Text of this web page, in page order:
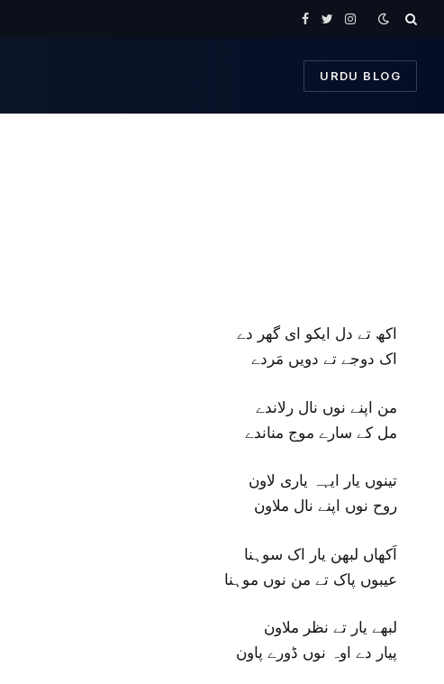
Facebook
TwitterInstagram
URDU BLOG
اکھ تے دل ایکو ای گھر دے
اک دوجے تے دویں مَردے
من اپنے نوں نال رلاندے
مل کے سارے موج مناندے
تینوں یار ایہہ یاری لاون
روح نوں اپنے نال ملاون
اَکھاں لبھن یار اک سوہنا
عیبوں پاک تے من نوں موہنا
لبھے یار تے نظر ملاون
پیار دے اوہ نوں ڈورے پاون